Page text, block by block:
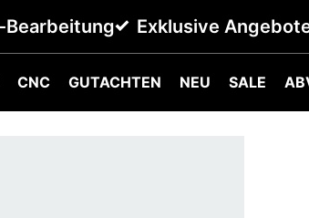
Bearbeitung Exklusive
CNC GUTACHTEN NEU SALE